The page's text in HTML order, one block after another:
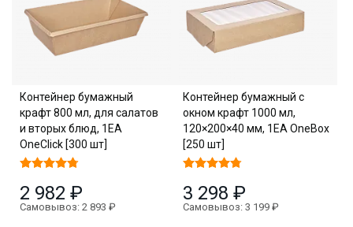
Контейнер бумажный
крафт 800 мл, для салатов
и вторых блюд, 1EA
OneClick [300 шт]
2 982 ₽
Самовывоз: 2 893 ₽
Контейнер бумажный с
окном крафт 1000 мл,
120×200×40 мм, 1EA OneBox
[250 шт]
3 298 ₽
Самовывоз: 3 199 ₽